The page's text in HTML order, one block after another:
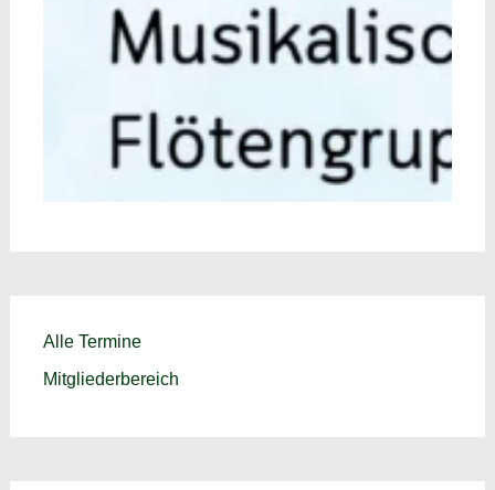
Alle Termine
Mitgliederbereich